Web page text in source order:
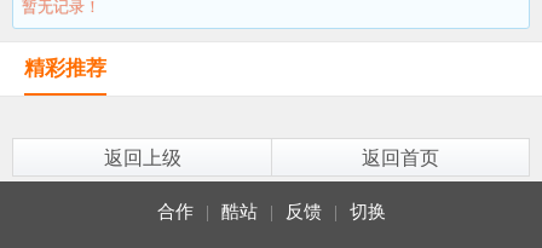
暂无记录！
精彩推荐
返回上级 返回首页
合作 | 酷站 | 反馈 | 切换